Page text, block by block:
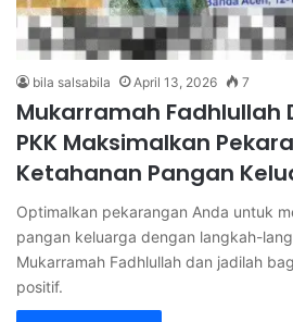
bila salsabila April 13, 2026 7
Mukarramah Fadhlullah
PKK Maksimalkan
Ketahanan Pangan
Optimalkan pekarangan Anda untuk
pangan keluarga dengan langkah-
Mukarramah Fadhlullah dan jadilah
positif.